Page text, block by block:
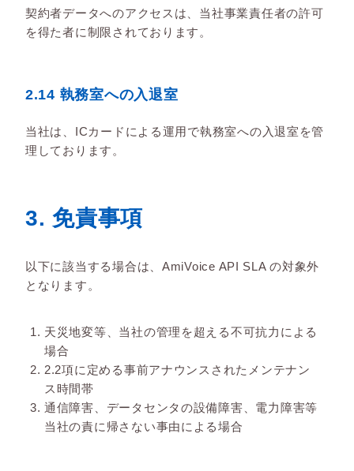
契約者データへのアクセスは、当社事業責任者の許可
を得た者に制限されております。
2.14 執務室への入退室
当社は、ICカードによる運用で執務室への入退室を管
理しております。
3. 免責事項
以下に該当する場合は、AmiVoice API SLA の対象外
となります。
天災地変等、当社の管理を超える不可抗力による
場合
2.2項に定める事前アナウンスされたメンテナン
ス時間帯
通信障害、データセンタの設備障害、電力障害等
当社の責に帰さない事由による場合